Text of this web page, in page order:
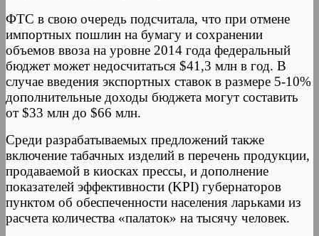
ФТС в свою очередь подсчитала, что при отмене
импортных пошлин на бумагу и сохранении
объемов ввоза на уровне 2014 года федеральный
бюджет может недосчитаться $41,3 млн в год. В
случае введения экспортных ставок в размере 5-10%
дополнительные доходы бюджета могут составить
от $33 млн до $66 млн.
Среди разрабатываемых предложений также
включение табачных изделий в перечень продукции,
продаваемой в киосках прессы, и дополнение
показателей эффективности (KPI) губернаторов
пунктом об обеспеченности населения ларьками из
расчета количества «палаток» на тысячу человек.